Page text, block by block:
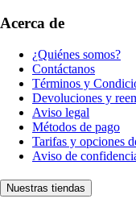
Acerca de
¿Quiénes somos?
Contáctanos
Términos y
Devoluciones y
Aviso legal
Métodos de pago
Tarifas y opciones
Aviso de
Nuestras tiendas